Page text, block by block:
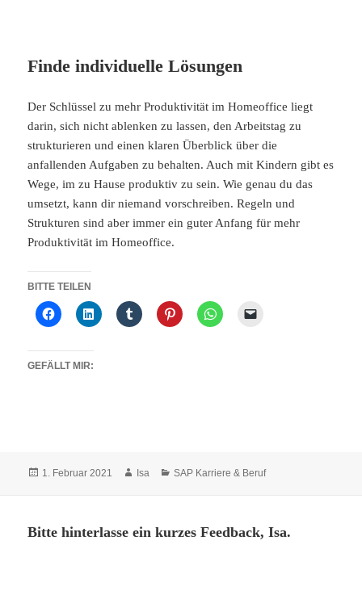
Finde individuelle Lösungen
Der Schlüssel zu mehr Produktivität im Homeoffice liegt
darin, sich nicht ablenken zu lassen, den Arbeitstag zu
strukturieren und einen klaren Überblick über die
anfallenden Aufgaben zu behalten. Auch mit Kindern gibt es
Wege, im zu Hause produktiv zu sein. Wie genau du das
umsetzt, kann dir niemand vorschreiben. Regeln und
Strukturen sind aber immer ein guter Anfang für mehr
Produktivität im Homeoffice.
BITTE TEILEN
GEFÄLLT MIR:
Veröffentlicht
1. Februar 2021 Autor
Isa Kategorien
SAP Karriere & Beruf
Bitte hinterlasse ein kurzes Feedback, Isa.